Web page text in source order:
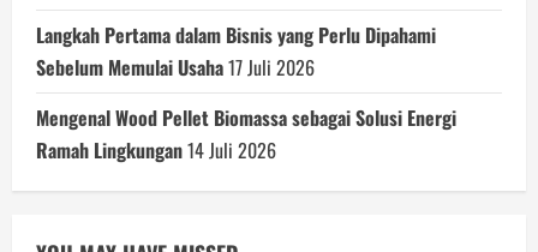
Langkah Pertama dalam Bisnis yang Perlu Dipahami
Sebelum Memulai Usaha17 Juli 2026
Mengenal Wood Pellet Biomassa sebagai Solusi Energi
Ramah Lingkungan14 Juli 2026